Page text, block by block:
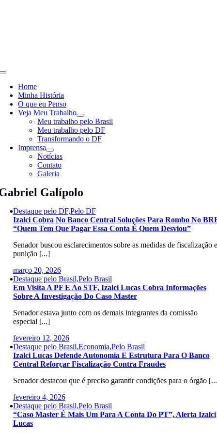
Toggle
NavigationHome
Minha História
O que eu Penso
Veja Meu Trabalho
Meu trabalho pelo Brasil
Meu trabalho pelo DF
Transformando o DF
Imprensa
Notícias
Contato
Galeria
Galípolo
Destaque pelo DF,Pelo DF
Izalci Cobra No Banco Central Soluções Para Rombo No
“Quem Tem Que Pagar Essa Conta É Quem Desviou”
Senador buscou esclarecimentos sobre as medidas de fiscalização e
punição [...]
março 20, 2026
Destaque pelo Brasil,Pelo Brasil
Em Visita A PF E Ao STF, Izalci Lucas Cobra Informações
Sobre A Investigação Do Caso Master
Senador estava junto com os demais integrantes da comissão
especial [...]
fevereiro 12, 2026
Destaque pelo Brasil,Economia,Pelo Brasil
Izalci Lucas Defende Autonomia E Estrutura Para O Banco
Central Reforçar Fiscalização Contra Fraudes
Senador destacou que é preciso garantir condições para o órgão
fevereiro 4, 2026
Destaque pelo Brasil,Pelo Brasil
“Caso Master É Mais Um Para A Conta Do PT”, Alerta Izalci
Lucas